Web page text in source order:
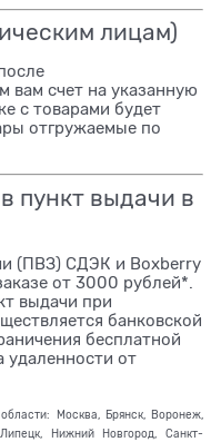
лицам)
вам счет на указанную
с товарами будет
отгружаемые по
пункт выдачи в
(ПВЗ) СДЭК и Boxberry
от 3000 рублей*.
выдачи при
банковской
бесплатной
удаленности от
Москва, Брянск, Воронеж,
Нижний Новгород, Санкт-